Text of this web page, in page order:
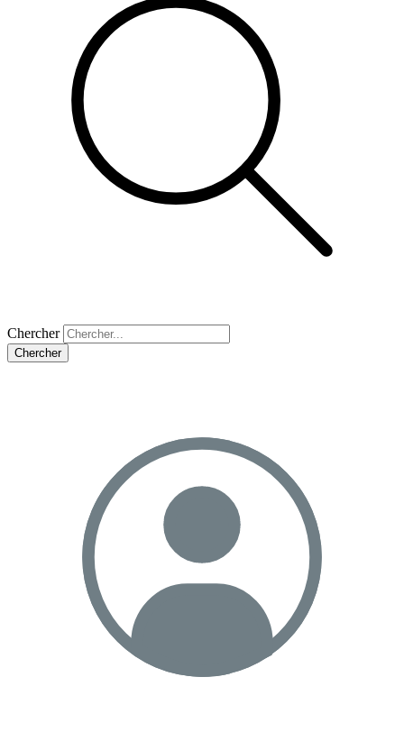
Chercher
Chercher